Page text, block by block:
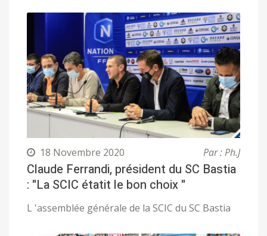
18 Novembre 2020 Par : Ph.J
Claude Ferrandi, président du SC Bastia
: "La SCIC étatit le bon choix "
L 'assemblée générale de la SCIC du SC Bastia